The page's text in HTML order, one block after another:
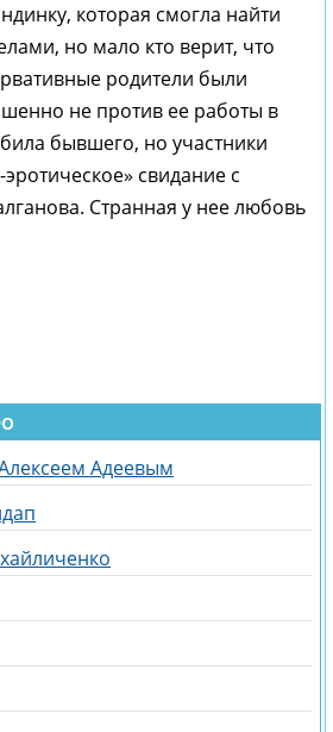
которая смогла найти
но мало кто верит, что
родители были
не против ее работы в
бывшего, но участники
свидание с
Странная у нее любовь
Адеевым